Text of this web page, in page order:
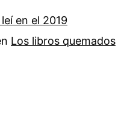
en el 2019
Los libros quemados